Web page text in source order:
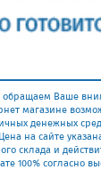
Ваше
магазине
денежных
на сайте
склада и
100% согласно